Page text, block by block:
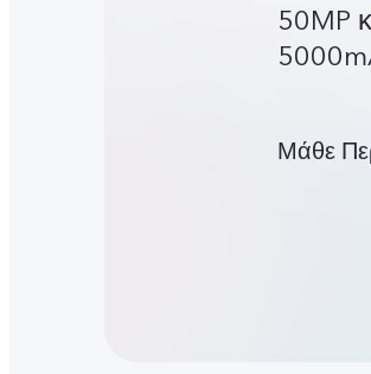
50MP
Μάθε